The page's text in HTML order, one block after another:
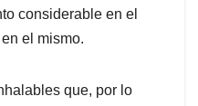
considerable en el
el mismo.
que, por lo